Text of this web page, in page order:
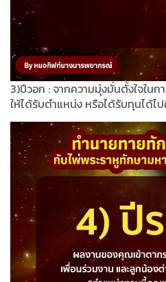
3)ปีวอก : จากความมุ่งมั่นตั้งใจใน
ให้ได้รับตำแหน่ง หรือได้รับทุนได้ไ